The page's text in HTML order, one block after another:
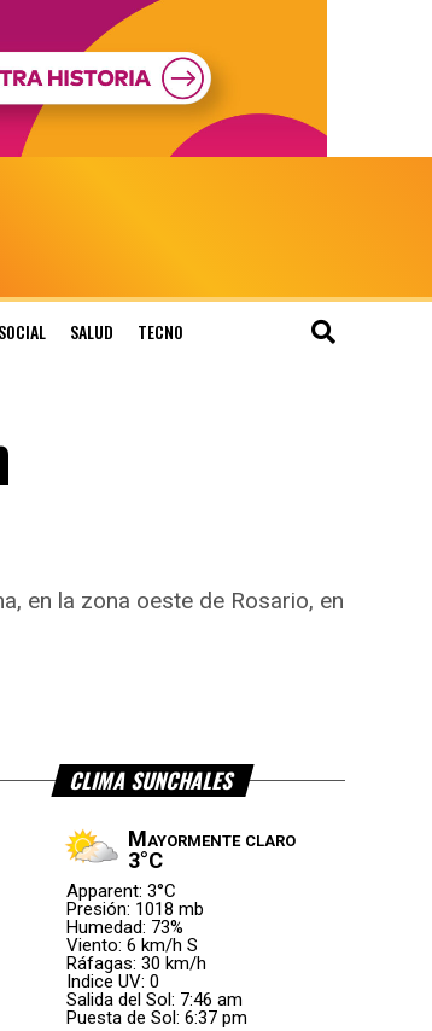
SOCIAL SALUD TECNO
en la zona oeste de Rosario, en
CLIMA SUNCHALES
Mayormente claro
3°C
Apparent: 3°C
Presión: 1018 mb
Humedad: 73%
Viento: 6 km/h S
Ráfagas: 30 km/h
Indice UV: 0
Salida del Sol: 7:46 am
Puesta de Sol: 6:37 pm